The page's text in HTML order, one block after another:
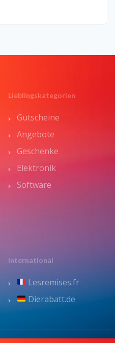
Lieblingskategorien
Gutscheine
Angebote
Geschenke
Elektronik
Software
International
Lesremises.fr
Dierabatt.de